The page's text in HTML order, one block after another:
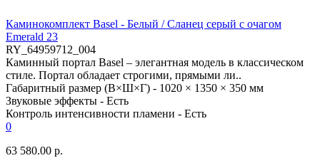
Каминокомплект Basel - Белый / Сланец серый с очагом
Emerald 23
RY_64959712_004
Каминный портал Basel – элегантная модель в классическом
стиле. Портал обладает строгими, прямыми ли..
Габаритный размер (В×Ш×Г) - 1020 × 1350 × 350 мм
Звуковые эффекты - Есть
Контроль интенсивности пламени - Есть
0
63 580.00 р.